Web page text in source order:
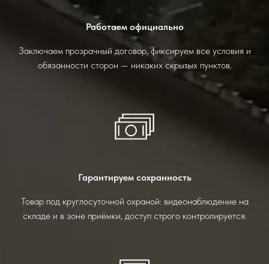
Работаем официально
Заключаем прозрачный договор, фиксируем все условия и
обязанности сторон — никаких скрытых пунктов.
Гарантируем сохранность
Товар под круглосуточной охраной: видеонаблюдение на
складе и в зоне приёмки, доступ строго контролируется.